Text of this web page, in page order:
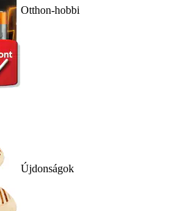
Otthon-hobbi
Újdonságok